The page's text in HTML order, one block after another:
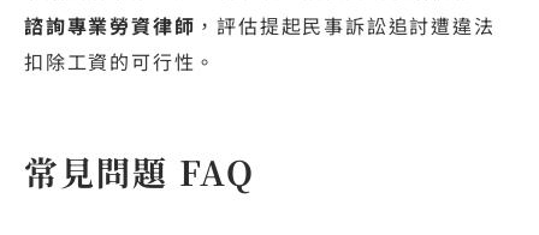
諮詢專業勞資律師 ，評估提起民事訴訟追討遭違法
扣除工資的可行性。
常見問題 FAQ